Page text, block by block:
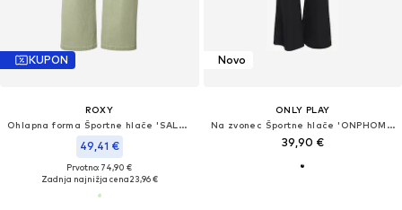
KUPON
ROXY
Ohlapna forma Športne hlače 'SALTWATERCOLORM'
49,41 €
Prvotno: 74,90 €
Zadnja najnižja cena23,96 €
Novo
ONLY PLAY
Na zvonec Športne hlače 'ONPHOMIE'
39,90 €